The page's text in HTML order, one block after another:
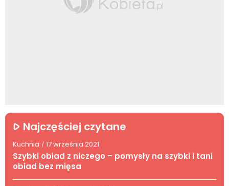
Najczęściej czytane
Kuchnia / 17 września 2021
Szybki obiad z niczego – pomysły na szybki i tani
obiad bez mięsa